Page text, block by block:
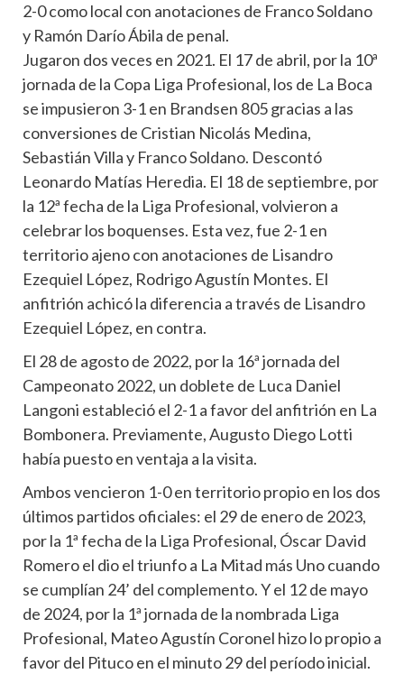
2-0 como local con anotaciones de Franco Soldano
y Ramón Darío Ábila de penal.
Jugaron dos veces en 2021. El 17 de abril, por la 10ª
jornada de la Copa Liga Profesional, los de La Boca
se impusieron 3-1 en Brandsen 805 gracias a las
conversiones de Cristian Nicolás Medina,
Sebastián Villa y Franco Soldano. Descontó
Leonardo Matías Heredia. El 18 de septiembre, por
la 12ª fecha de la Liga Profesional, volvieron a
celebrar los boquenses. Esta vez, fue 2-1 en
territorio ajeno con anotaciones de Lisandro
Ezequiel López, Rodrigo Agustín Montes. El
anfitrión achicó la diferencia a través de Lisandro
Ezequiel López, en contra.
El 28 de agosto de 2022, por la 16ª jornada del
Campeonato 2022, un doblete de Luca Daniel
Langoni estableció el 2-1 a favor del anfitrión en La
Bombonera. Previamente, Augusto Diego Lotti
había puesto en ventaja a la visita.
Ambos vencieron 1-0 en territorio propio en los dos
últimos partidos oficiales: el 29 de enero de 2023,
por la 1ª fecha de la Liga Profesional, Óscar David
Romero el dio el triunfo a La Mitad más Uno cuando
se cumplían 24’ del complemento. Y el 12 de mayo
de 2024, por la 1ª jornada de la nombrada Liga
Profesional, Mateo Agustín Coronel hizo lo propio a
favor del Pituco en el minuto 29 del período inicial.